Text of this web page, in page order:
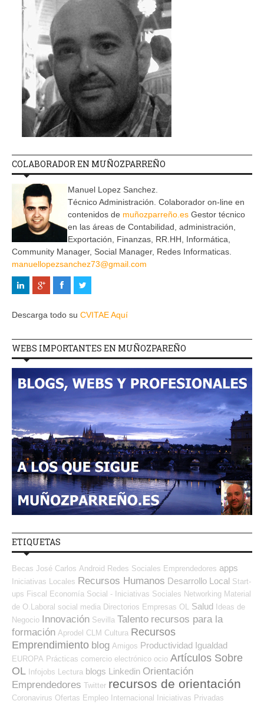
COLABORADOR EN MUÑOZPARREÑO
Manuel Lopez Sanchez.
Técnico Administración. Colaborador on-line en
contenidos de muñozparreño.es Gestor técnico
en las áreas de Contabilidad, administración,
Exportación, Finanzas, RR.HH, Informática,
Community Manager, Social Manager, Redes Informaticas.
manuellopezsanchez73@gmail.com
Descarga todo su CVITAE Aquí
WEBS IMPORTANTES EN MUÑOZPAREÑO
ETIQUETAS
Becas José Carlos Android Redes Sociales Emprendedores apps
Iniciativas Locales Recursos Humanos Desarrollo Local Start-
ups Fiscal Economía Social - Iniciativas Sociales Networking Material
de O.Laboral social media Directorios Empresas OL Salud Ideas de
Negocio Innovación Sevilla Talento recursos para la
formación Aprodel CLM Cultura Recursos
Emprendimiento blog Amigos Productividad Igualdad
EUROPA Prácticas comercio electrónico ocio Artículos Sobre
OL Infojobs Lectura blogs Linkedin Orientación
Emprendedores Twitter recursos de orientación
Coronavirus Ofertas Empleo Internacional Iniciativas Privadas